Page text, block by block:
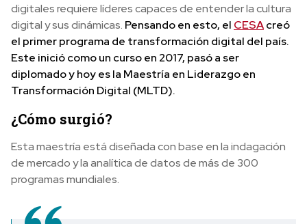
digitales requiere líderes capaces de entender la cultura
digital y sus dinámicas. Pensando en esto, el CESAcreó
el primer programa de transformación digital del país.
Este inició como un curso en 2017, pasó a ser
diplomado y hoy es la Maestría en Liderazgo en
Transformación Digital (MLTD).
¿Cómo surgió?
Esta maestría está diseñada con base en la indagación
de mercado y la analítica de datos de más de 300
programas mundiales.